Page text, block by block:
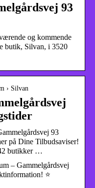
93
og kommende
butik, Silvan, i 3520
› Silvan
93
på Dine Tilbudsaviser!
butikker …
– Gammelgårdsvej
⭐